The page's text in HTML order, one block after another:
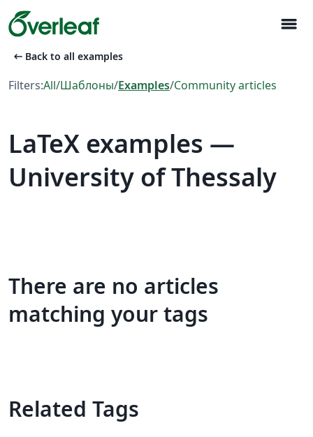
menu
arrow_left_alt Back to all examples
Filters:All/Шаблоны/Examples/Community articles
LaTeX examples —
University of Thessaly
There are no articles
matching your tags
Related Tags